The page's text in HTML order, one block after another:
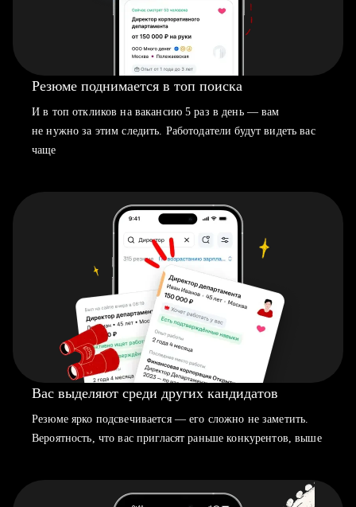
Резюме поднимается в топ поиска
И в топ откликов на вакансию 5 раз в день — вам
не нужно за этим следить. Работодатели будут видеть вас
чаще
Вас выделяют среди других кандидатов
Резюме ярко подсвечивается — его сложно не заметить.
Вероятность, что вас пригласят раньше конкурентов, выше